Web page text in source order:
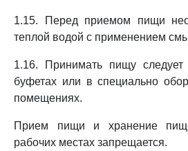
1.15. Перед приемом пищи
теплой водой с применением
1.16. Принимать пищу следует
буфетах или в специально
помещениях.
Прием пищи и хранение
рабочих местах запрещается.